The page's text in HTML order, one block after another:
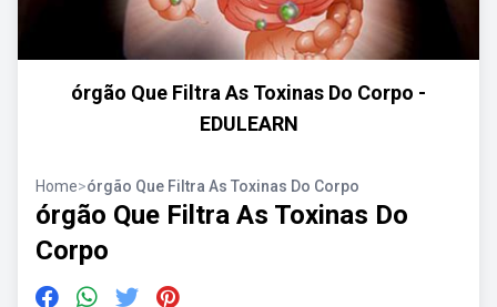
órgão Que Filtra As Toxinas Do Corpo -
EDULEARN
Home>órgão Que Filtra As Toxinas Do Corpo
órgão Que Filtra As Toxinas Do
Corpo